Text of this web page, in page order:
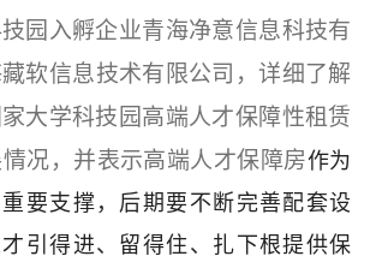
园入孵企业青海净意信息科技有
软信息技术有限公司，详细了解
大学科技园高端人才保障性租赁
况， 并表示高端人才保障房作为
要支撑 ， 后期要不断完善配套设
引得进、留得住、扎下根提供保